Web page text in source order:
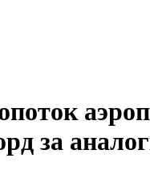
за